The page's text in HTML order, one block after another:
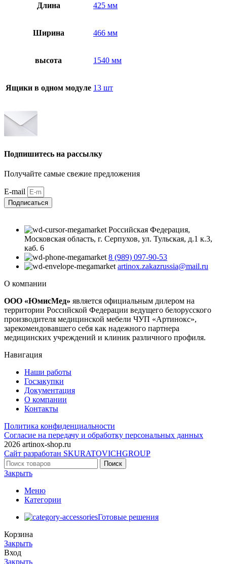
Длина 425 мм
Ширина 466 мм
высота 1540 мм
Ящики в одном модуле 13 шт
Подпишитесь на рассылку
Получайте самые свежие предложения
E-mail
Подписаться
Российская Федерация,
Московская область, г. Серпухов, ул. Тульская, д.1 к.3,
каб. 6
8 (989) 097-90-53
artinox.zakazrussia@mail.ru
О компании
ООО «ЮмисМед» является официальным дилером на
территории Российской Федерации ведущего белорусского
производителя медицинской мебели ЧУП «Артинокс»,
зарекомендовавшего себя как надежного партнера
медицинских учреждений и клиник различного профиля.
Навигация
Наши работы
Госзакупки
Документация
О компании
Контакты
Политика конфиденциальности
Согласие на передачу и обработку персональных данных
2026 artinox-shop.ru
Сайт разработан SKURATOVICHGROUP
Поиск
Закрыть
Меню
Категории
Готовые решения
Корзина
Закрыть
Вход
Закрыть